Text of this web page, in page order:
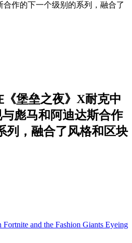
作的下一个级别的系列，融合了
《堡垒之夜》X耐克中
彪马和阿迪达斯合作
列，融合了风格和区块